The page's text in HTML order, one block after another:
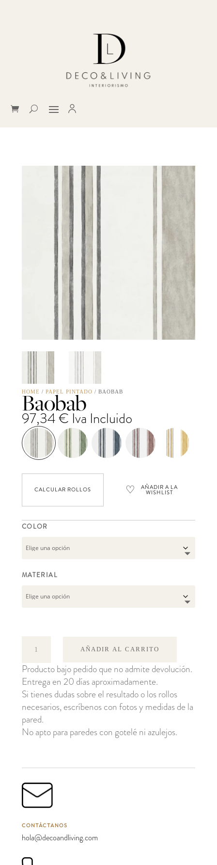
HOME / PAPEL PINTADO / BAOBAB
Baobab
97,34€ Iva Incluido
CALCULAR ROLLOS ♡ AÑADIR A LA
WISHLIST
COLOR
MATERIAL
AÑADIR AL CARRITO
Producto bajo pedido que no admite devolución.
Entrega en 20 días aproximadamente.
Si tienes dudas sobre el resultado o los rollos
necesarios, escríbenos con fotos y medidas de la
pared.
No apto para paredes con gotelé ni azulejos.
CONTÁCTANOS
hola@decoandliving.com